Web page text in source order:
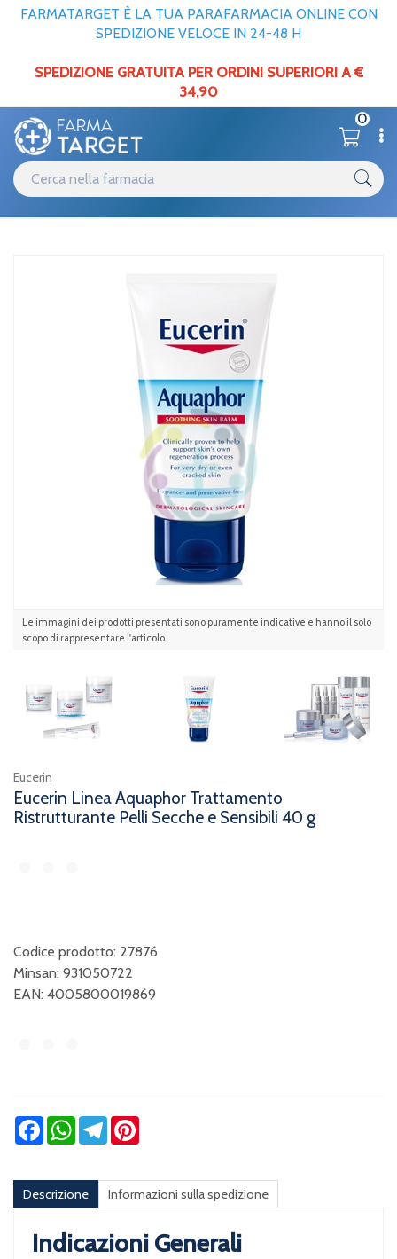
FARMATARGET È LA TUA PARAFARMACIA ONLINE CON
SPEDIZIONE VELOCE IN 24-48 H
SPEDIZIONE GRATUITA PER ORDINI SUPERIORI A €
34,90
0
Le immagini dei prodotti presentati sono puramente indicative e hanno il solo
scopo di rappresentare l'articolo.
Eucerin
Eucerin Linea Aquaphor Trattamento
Ristrutturante Pelli Secche e Sensibili 40 g
Codice prodotto: 27876
Minsan: 931050722
EAN: 4005800019869
FacebookWhatsApp
Telegram
Descrizione Informazioni sulla spedizione
Indicazioni Generali